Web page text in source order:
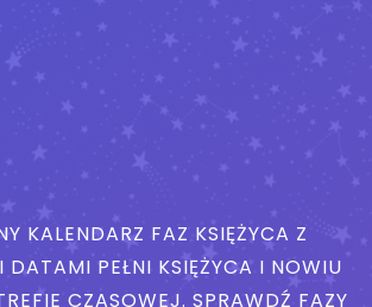
KALENDARZ FAZ KSIĘŻYCA Z
DATAMI PEŁNI KSIĘŻYCA I NOWIU
CZASOWEJ. SPRAWDŹ FAZY